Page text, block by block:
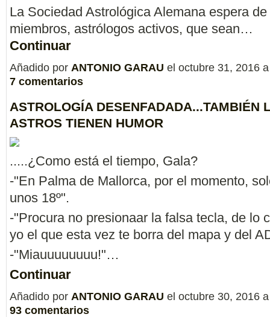
La Sociedad Astrológica Alemana espera
miembros, astrólogos activos, que sean…
Continuar
Añadido por ANTONIO GARAU el octubre 31, 2016
7 comentarios
ASTROLOGÍA DESENFADADA...TAMBIÉN
ASTROS TIENEN HUMOR
.....¿Como está el tiempo, Gala?
-"En Palma de Mallorca, por el momento,
unos 18º".
-"Procura no presionaar la falsa tecla, de lo
yo el que esta vez te borra del mapa y del
-"Miauuuuuuuu!"…
Continuar
Añadido por ANTONIO GARAU el octubre 30, 2016
93 comentarios